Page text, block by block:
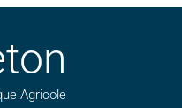
Agricole